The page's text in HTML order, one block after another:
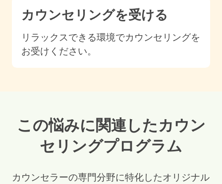
カウンセリングを受ける
リラックスできる環境でカウンセリングを
お受けください。
この悩みに関連したカウン
セリングプログラム
カウンセラーの専門分野に特化したオリジナル